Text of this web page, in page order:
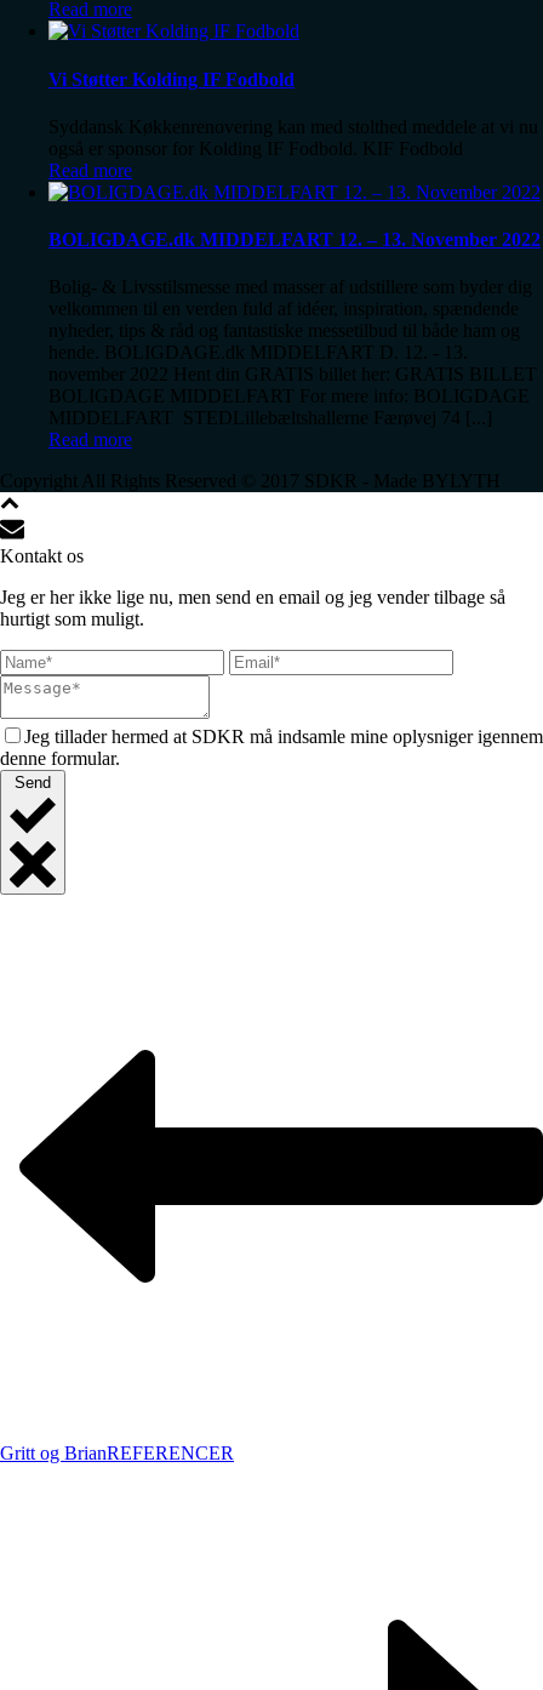
Read more
Vi Støtter Kolding IF Fodbold
Syddansk Køkkenrenovering kan med stolthed meddele at vi nu
også er sponsor for Kolding IF Fodbold. KIF Fodbold
Read more
BOLIGDAGE.dk MIDDELFART 12. – 13. November 2022
Bolig- & Livsstilsmesse med masser af udstillere som byder dig
velkommen til en verden fuld af idéer, inspiration, spændende
nyheder, tips & råd og fantastiske messetilbud til både ham og
hende. BOLIGDAGE.dk MIDDELFART D. 12. - 13.
november 2022 Hent din GRATIS billet her: GRATIS BILLET
BOLIGDAGE MIDDELFART For mere info: BOLIGDAGE
MIDDELFART STEDLillebæltshallerne Færøvej 74 [...]
Read more
Copyright All Rights Reserved © 2017 SDKR - Made BYLYTH
Kontakt os
Jeg er her ikke lige nu, men send en email og jeg vender tilbage så
hurtigt som muligt.
Jeg tillader hermed at SDKR må indsamle mine oplysniger igennem
denne formular.
Send
Gritt og BrianREFERENCER